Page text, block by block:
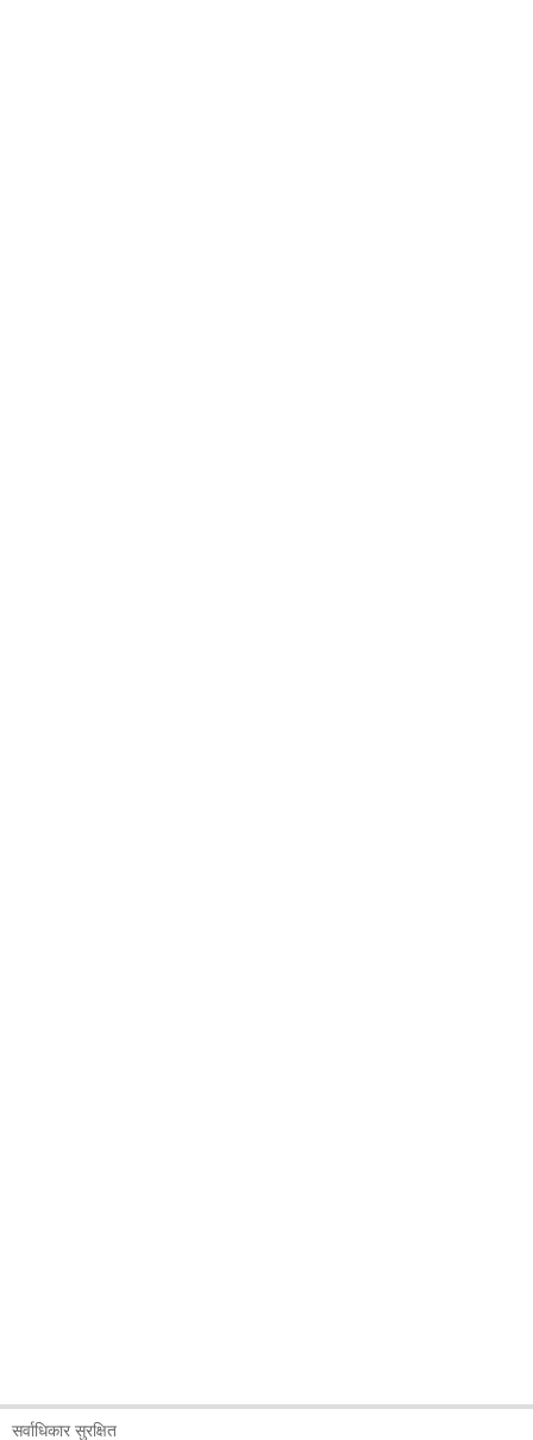
सर्वाधिकार सुरक्षित